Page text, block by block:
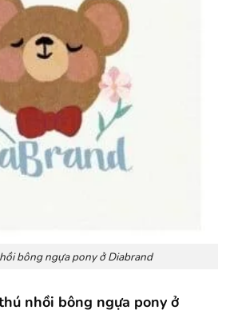
bông ngựa pony ở Diabrand
nhồi bông ngựa pony ở